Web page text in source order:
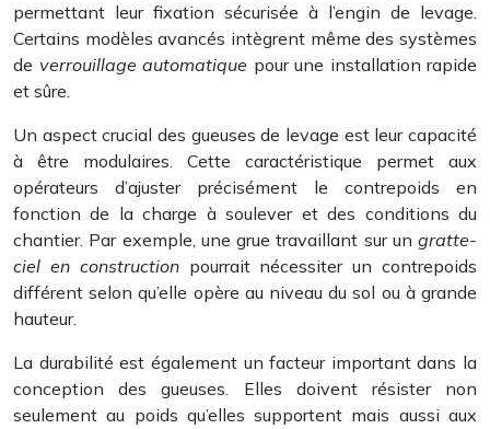
permettant leur fixation sécurisée à l’engin de levage.
Certains modèles avancés intègrent même des systèmes
de verrouillage automatique pour une installation rapide
et sûre.
Un aspect crucial des gueuses de levage est leur capacité
à être modulaires. Cette caractéristique permet aux
opérateurs d’ajuster précisément le contrepoids en
fonction de la charge à soulever et des conditions du
chantier. Par exemple, une grue travaillant sur un gratte-
ciel en construction pourrait nécessiter un contrepoids
différent selon qu’elle opère au niveau du sol ou à grande
hauteur.
La durabilité est également un facteur important dans la
conception des gueuses. Elles doivent résister non
seulement au poids qu’elles supportent mais aussi aux